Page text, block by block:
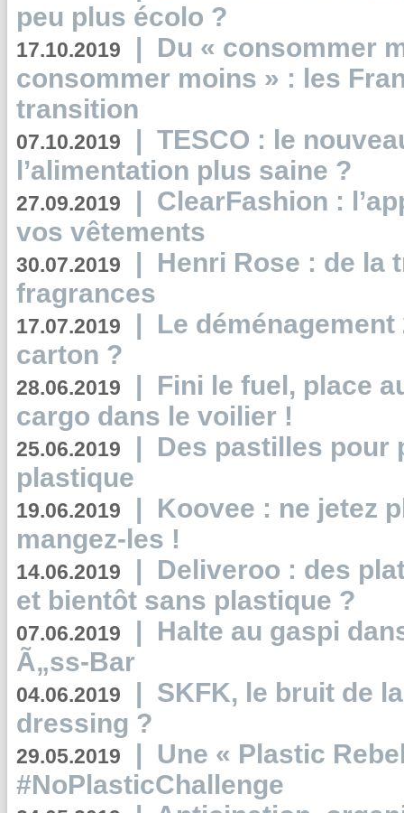
peu plus écolo ?
17.10.2019 | Du « consommer
consommer moins » : les
transition
07.10.2019 | TESCO : le
l’alimentation plus saine ?
27.09.2019 | ClearFashion :
vos vêtements
30.07.2019 | Henri Rose : de la
fragrances
17.07.2019 | Le
carton ?
28.06.2019 | Fini le fuel, place
cargo dans le voilier !
25.06.2019 | Des pastilles pour
plastique
19.06.2019 | Koovee : ne jetez
mangez-les !
14.06.2019 | Deliveroo : des
et bientôt sans plastique ?
07.06.2019 | Halte au gaspi
Ã„ss-Bar
04.06.2019 | SKFK, le bruit de
dressing ?
29.05.2019 | Une « Plastic
#NoPlasticChallenge